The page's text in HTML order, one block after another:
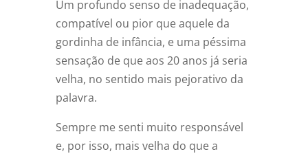
Um profundo senso de inadequação,
compatível ou pior que aquele da
gordinha de infância, e uma péssima
sensação de que aos 20 anos já seria
velha, no sentido mais pejorativo da
palavra.
Sempre me senti muito responsável
e, por isso, mais velha do que a